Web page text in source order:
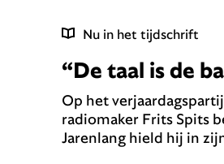
Nu in het tijdschrift
“De taal is de
Op het
radiomaker Frits Spits
Jarenlang hield hij in